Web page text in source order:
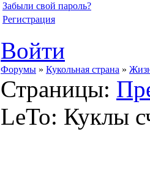
Забыли свой пароль?
Регистрация
Войти
Форумы » Кукольная страна »
Страницы:
LeTo: Куклы